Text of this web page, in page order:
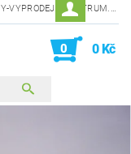
VYPRODEJ@CENTRUM.CZ
0 0 Kč